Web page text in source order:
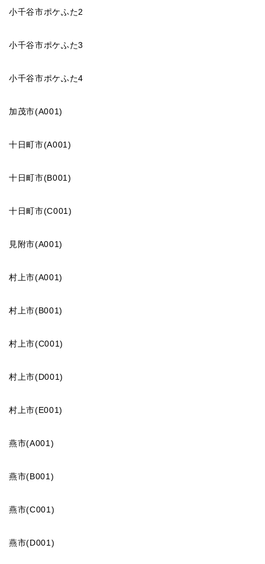
小千谷市ポケふた2
小千谷市ポケふた3
小千谷市ポケふた4
加茂市(A001)
十日町市(A001)
十日町市(B001)
十日町市(C001)
見附市(A001)
村上市(A001)
村上市(B001)
村上市(C001)
村上市(D001)
村上市(E001)
燕市(A001)
燕市(B001)
燕市(C001)
燕市(D001)